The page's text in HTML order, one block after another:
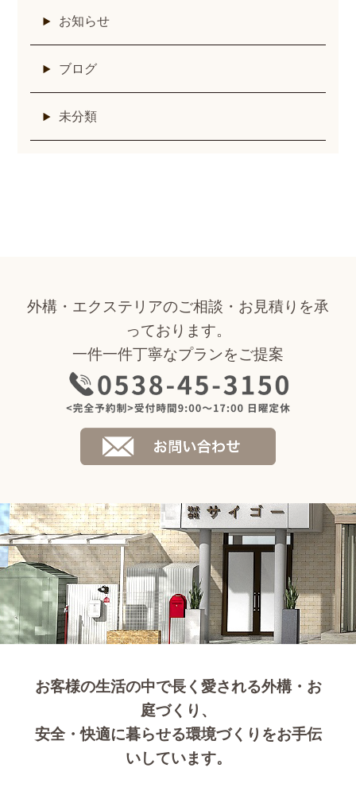
お知らせ
ブログ
未分類
外構・エクステリアのご相談・お見積りを承
っております。
一件一件丁寧なプランをご提案
お客様の生活の中で長く愛される外構・お
庭づくり、
安全・快適に暮らせる環境づくりをお手伝
いしています。